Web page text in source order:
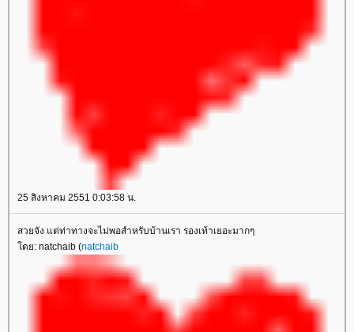
25 สิงหาคม 2551 0:03:58 น.
สวยจัง แต่ท่าทางจะไม่พอสำหรับบ้านเรา รองเท้าเยอะมากๆ
ดย: natchaib (natchaib